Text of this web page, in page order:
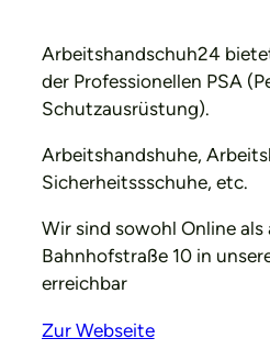
Arbeitshandschuh24
der Professionellen PSA
Schutzausrüstung).
Arbeitshandshuhe,
Sicherheitssschuhe, etc.
Wir sind sowohl Online als
Bahnhofstraße 10 in
erreichbar
Zur Webseite